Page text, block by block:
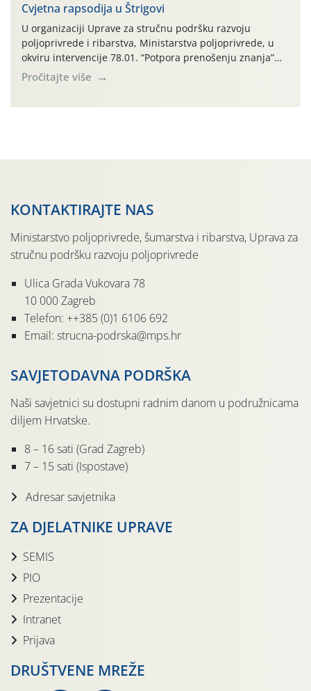
organizirana u sklopu međunarodnog projekta Climate
Farm Demo (CFD) te stručnih radnih skupina „Klima i
okoliš“ i „Ratarstvo“. Ovaj demonstracijski događaj, […]
Cvjetna rapsodija u Štrigovi
U organizaciji Uprave za stručnu podršku razvoju
poljoprivrede i ribarstva, Ministarstva poljoprivrede, u
okviru intervencije 78.01. “Potpora prenošenju znanja”
PRR 2023.- 2027., u Međimurskoj županiji, u Štrigovi,
20.5.2026. organizirana je demonstracijska aktivnost iz
Pročitajte više
KONTAKTIRAJTE NAS
Ministarstvo poljoprivrede, šumarstva i ribarstva, Uprava za
stručnu podršku razvoju poljoprivrede
Ulica Grada Vukovara 78
10 000 Zagreb
Telefon: ++385 (0)1 6106 692
Email: strucna-podrska@mps.hr
SAVJETODAVNA PODRŠKA
Naši savjetnici su dostupni radnim danom u podružnicama
diljem Hrvatske.
8 – 16 sati (Grad Zagreb)
7 – 15 sati (Ispostave)
Adresar savjetnika
ZA DJELATNIKE UPRAVE
SEMIS
PIO
Prezentacije
Intranet
Prijava
DRUŠTVENE MREŽE